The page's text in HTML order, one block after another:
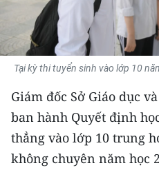
MÔI TRƯỜNG
BẠN ĐỌC
TRI THỨC CHUYÊN SÂU
54 DÂN TỘC VIỆT NAM
Tại kỳ thi tuyển sinh vào lớp 10
Giám đốc Sở Giáo dục
ban hành Quyết định
thẳng vào lớp 10 trung
không chuyên năm học